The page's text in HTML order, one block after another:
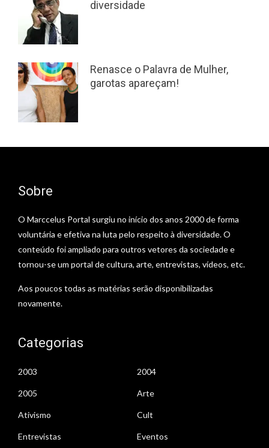
diversidade
Renasce o Palavra de Mulher,
garotas apareçam!
Sobre
O Marccelus Portal surgiu no início dos anos 2000 de forma
voluntária e efetiva na luta pelo respeito à diversidade. O
conteúdo foi ampliado para outros vetores da sociedade e
tornou-se um portal de cultura, arte, entrevistas, vídeos, etc.
Aos poucos todas as matérias serão disponibilizadas
novamente.
Categorias
2003 2004
2005 Arte
Ativismo Cult
Entrevistas Eventos